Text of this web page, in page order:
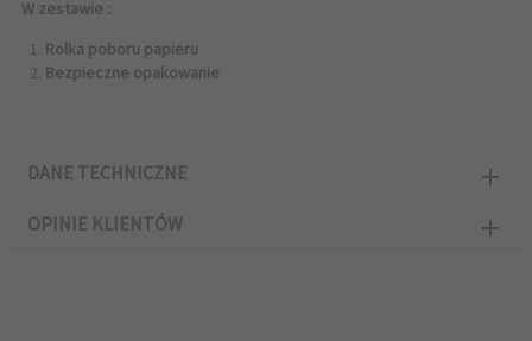
W zestawie :
Rolka poboru papieru
Bezpieczne opakowanie
DANE TECHNICZNE
OPINIE KLIENTÓW